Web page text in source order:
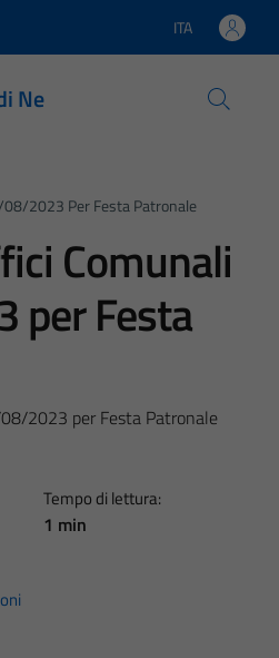
Lingua attiva:
ITA
Ne
2023 Per Festa Patronale
Comunali
per Festa
2023 per Festa Patronale
Tempo di lettura:
1 min